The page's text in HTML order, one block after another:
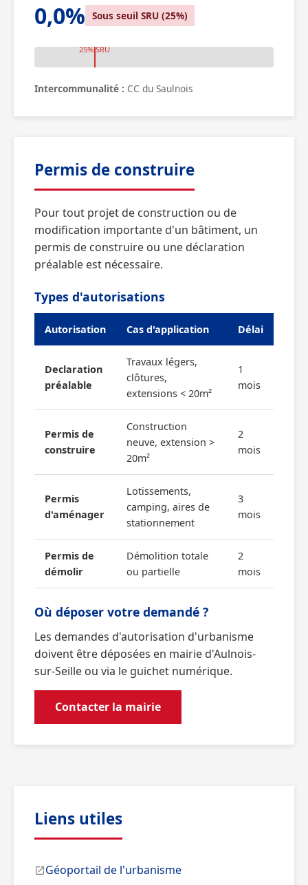
0,0% Sous seuil SRU (25%)
25% SRU
Intercommunalité : CC du Saulnois
Permis de construire
Pour tout projet de construction ou de
modification importante d'un bâtiment, un
permis de construire ou une déclaration
préalable est nécessaire.
Types d'autorisations
Autorisation Cas d'application Délai
Declaration
préalable
Travaux légers,
clôtures,
extensions < 20m²
1
mois
Permis de
construire
Construction
neuve, extension >
20m²
2
mois
Permis
d'aménager
Lotissements,
camping, aires de
stationnement
3
mois
Permis de
démolir
Démolition totale
ou partielle
2
mois
Où déposer votre demandé ?
Les demandes d'autorisation d'urbanisme
doivent être déposées en mairie d'Aulnois-
sur-Seille ou via le guichet numérique.
Contacter la mairie
Liens utiles
Géoportail de l'urbanisme